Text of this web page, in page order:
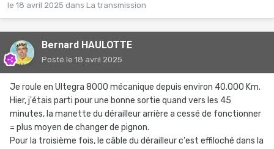
le 18 avril 2025 dans La transmission
Bernard HAULOTTE
Posté le 18 avril 2025
Je roule en Ultegra 8000 mécanique depuis environ 40.000 Km.
Hier, j'étais parti pour une bonne sortie quand vers les 45
minutes, la manette du dérailleur arrière a cessé de fonctionner
= plus moyen de changer de pignon.
Pour la troisième fois, le câble du dérailleur c'est effiloché dans la